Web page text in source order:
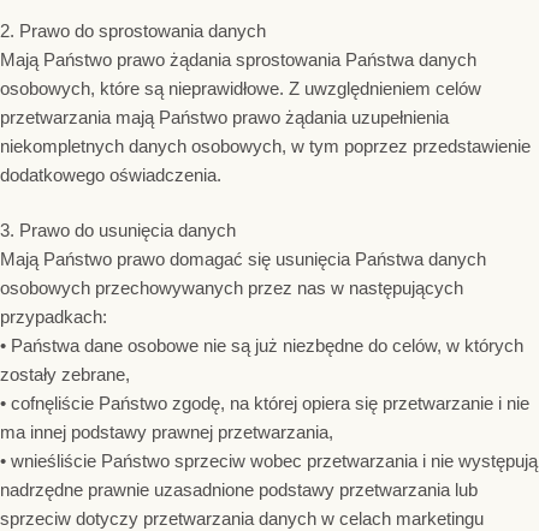
2. Prawo do sprostowania danych
Mają Państwo prawo żądania sprostowania Państwa danych
osobowych, które są nieprawidłowe. Z uwzględnieniem celów
przetwarzania mają Państwo prawo żądania uzupełnienia
niekompletnych danych osobowych, w tym poprzez przedstawienie
dodatkowego oświadczenia.
3. Prawo do usunięcia danych
Mają Państwo prawo domagać się usunięcia Państwa danych
osobowych przechowywanych przez nas w następujących
przypadkach:
• Państwa dane osobowe nie są już niezbędne do celów, w których
zostały zebrane,
• cofnęliście Państwo zgodę, na której opiera się przetwarzanie i nie
ma innej podstawy prawnej przetwarzania,
• wnieśliście Państwo sprzeciw wobec przetwarzania i nie występują
nadrzędne prawnie uzasadnione podstawy przetwarzania lub
sprzeciw dotyczy przetwarzania danych w celach marketingu